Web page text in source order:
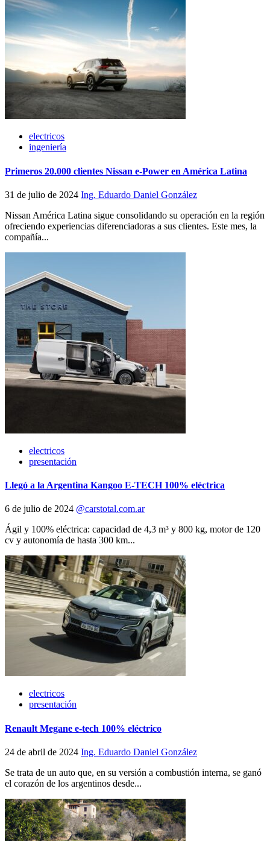
electricos
ingeniería
Primeros 20.000 clientes Nissan e-Power en América Latina
31 de julio de 2024 Ing. Eduardo Daniel González
Nissan América Latina sigue consolidando su operación en la región
ofreciendo experiencias diferenciadoras a sus clientes. Este mes, la
compañía...
electricos
presentación
Llegó a la Argentina Kangoo E-TECH 100% eléctrica
6 de julio de 2024 @carstotal.com.ar
Ágil y 100% eléctrica: capacidad de 4,3 m³ y 800 kg, motor de 120
cv y autonomía de hasta 300 km...
electricos
presentación
Renault Megane e-tech 100% eléctrico
24 de abril de 2024 Ing. Eduardo Daniel González
Se trata de un auto que, en su versión a combustión interna, se ganó
el corazón de los argentinos desde...